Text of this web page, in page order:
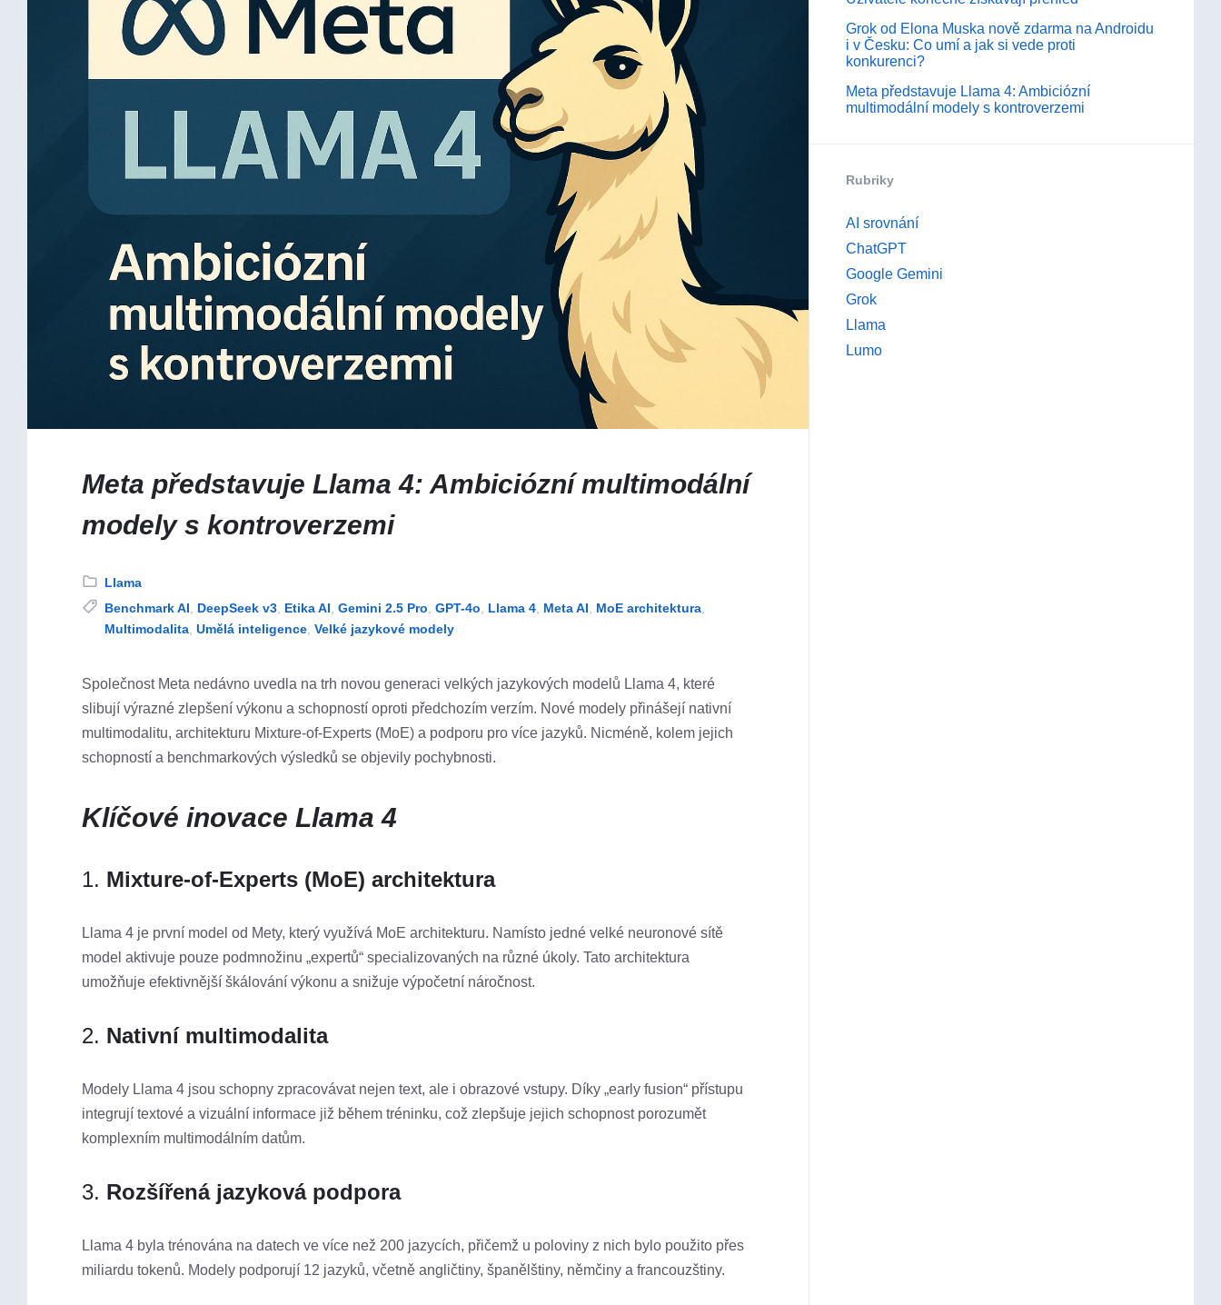
Meta představuje Llama 4: Ambiciózní multimodální
modely s kontroverzemi
Category:
Llama
Tags:
Benchmark AI DeepSeek v3 Etika AI Gemini 2.5 Pro GPT-4o Llama 4 Meta AI MoE architektura
Multimodalita Umělá inteligence Velké jazykové modely
Společnost Meta nedávno uvedla na trh novou generaci velkých jazykových modelů Llama 4, které
slibují výrazné zlepšení výkonu a schopností oproti předchozím verzím. Nové modely přinášejí nativní
multimodalitu, architekturu Mixture-of-Experts (MoE) a podporu pro více jazyků. Nicméně, kolem jejich
schopností a benchmarkových výsledků se objevily pochybnosti.
Klíčové inovace Llama 4
1. Mixture-of-Experts (MoE) architektura
Llama 4 je první model od Mety, který využívá MoE architekturu. Namísto jedné velké neuronové sítě
model aktivuje pouze podmnožinu „expertů“ specializovaných na různé úkoly. Tato architektura
umožňuje efektivnější škálování výkonu a snižuje výpočetní náročnost.
2. Nativní multimodalita
Modely Llama 4 jsou schopny zpracovávat nejen text, ale i obrazové vstupy. Díky „early fusion“ přístupu
integrují textové a vizuální informace již během tréninku, což zlepšuje jejich schopnost porozumět
komplexním multimodálním datům.
3. Rozšířená jazyková podpora
Llama 4 byla trénována na datech ve více než 200 jazycích, přičemž u poloviny z nich bylo použito přes
miliardu tokenů. Modely podporují 12 jazyků, včetně angličtiny, španělštiny, němčiny a francouzštiny.
Grok od Elona Muska nově zdarma na Androidu
i v Česku: Co umí a jak si vede proti
konkurenci?
Meta představuje Llama 4: Ambiciózní
multimodální modely s kontroverzemi
Rubriky
AI srovnání
ChatGPT
Google Gemini
Grok
Llama
Lumo